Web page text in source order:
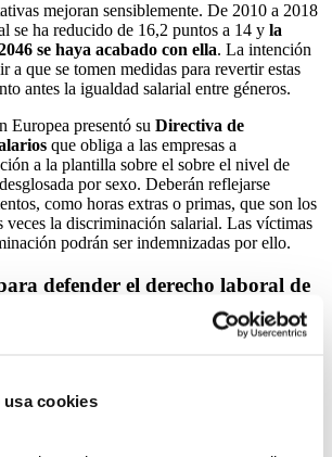
usa cookies
mejoran sensiblemente. De 2010 a 2018
se ha reducido de 16,2 puntos a 14 y la
se haya acabado con ella. La intención
a que se tomen medidas para revertir estas
antes la igualdad salarial entre géneros.
Europea presentó su Directiva de
que obliga a las empresas a
a la plantilla sobre el sobre el nivel de
por sexo. Deberán reflejarse
como horas extras o primas, que son los
veces la discriminación salarial. Las víctimas
podrán ser indemnizadas por ello.
defender el derecho laboral de
retributiva
mujeres y hombres
han elaborado una herramienta para